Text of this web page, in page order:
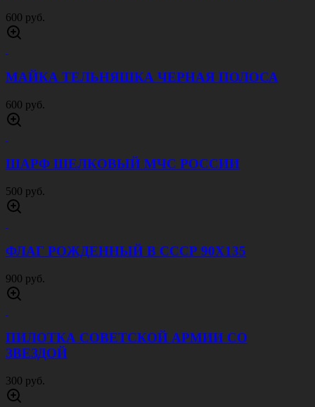
600 руб.
МАЙКА ТЕЛЬНЯШКА ЧЕРНАЯ ПОЛОСА
600 руб.
ШАРФ ШЕЛКОВЫЙ МЧС РОССИИ
500 руб.
ФЛАГ РОЖДЕННЫЙ В СССР 90Х135
900 руб.
ПИЛОТКА СОВЕТСКОЙ АРМИИ CО
ЗВЕЗДОЙ
300 руб.